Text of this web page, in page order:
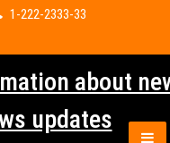
1-222-2333-33
about
updates